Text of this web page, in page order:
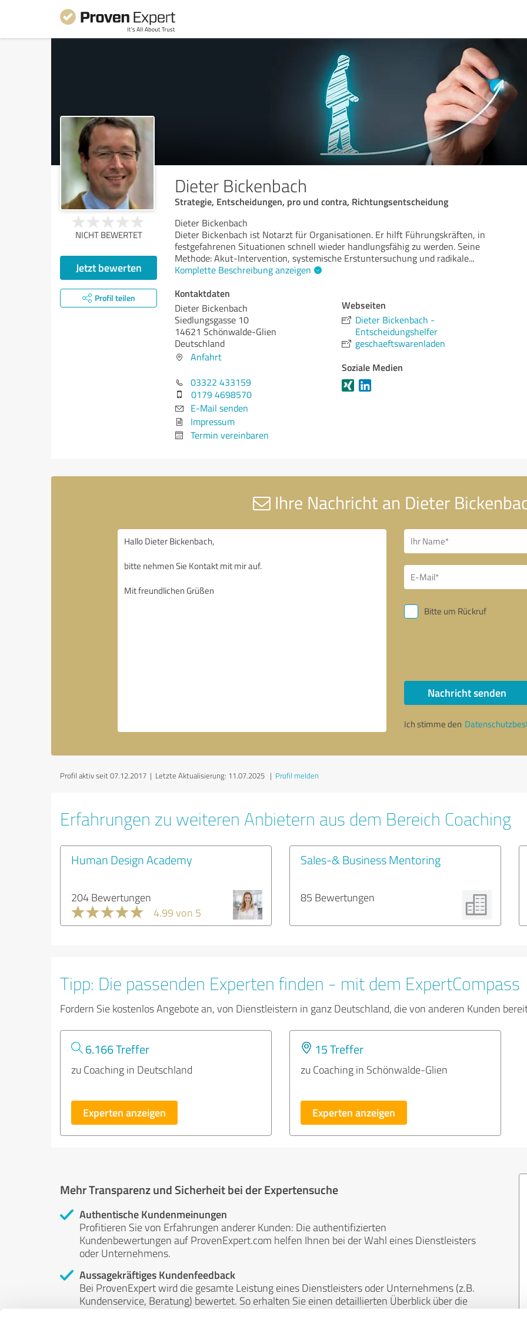
Dieter Bickenbach
Strategie, Entscheidungen, pro und contra, Richtungsentscheidung
NICHT BEWERTET
Jetzt bewerten
Profil teilen
Dieter Bickenbach
Dieter Bickenbach ist Notarzt für Organisationen. Er hilft Führungskräften, in
festgefahrenen Situationen schnell wieder handlungsfähig zu werden. Seine
Methode: Akut-Intervention, systemische Erstuntersuchung und radikale...
Komplette Beschreibung anzeigen
Kontaktdaten
Dieter Bickenbach
Siedlungsgasse 10
14621 Schönwalde-Glien
Deutschland
Anfahrt
03322 433159
0179 4698570
E-Mail senden
Impressum
Termin vereinbaren
Webseiten
Dieter Bickenbach -
Entscheidungshelfer
geschaeftswarenladen
Soziale Medien
Ihre Nachricht an Dieter
Bitte um Rückruf
Nachricht senden
Ich stimme den
Profil aktiv seit 07.12.2017 | Letzte Aktualisierung: 11.07.2025 | Profil melden
Erfahrungen zu weiteren Anbietern aus dem Bereich Coaching
Human Design Academy
204 Bewertungen
4.99 von 5
Sales-& Business Mentoring
85 Bewertungen
Tipp: Die passenden Experten finden - mit dem ExpertCompass
Fordern Sie kostenlos Angebote an, von Dienstleistern in ganz Deutschland, die von anderen Kunden
6.166 Treffer
zu Coaching in Deutschland
Experten anzeigen
15 Treffer
zu Coaching in Schönwalde-Glien
Experten anzeigen
Mehr Transparenz und Sicherheit bei der Expertensuche
Authentische Kundenmeinungen
Profitieren Sie von Erfahrungen anderer Kunden: Die authentifizierten
Kundenbewertungen auf ProvenExpert.com helfen Ihnen bei der Wahl eines Dienstleisters
oder Unternehmens.
Aussagekräftiges Kundenfeedback
Bei ProvenExpert wird die gesamte Leistung eines Dienstleisters oder Unternehmens (z.B.
Kundenservice, Beratung) bewertet. So erhalten Sie einen detaillierten Überblick über die